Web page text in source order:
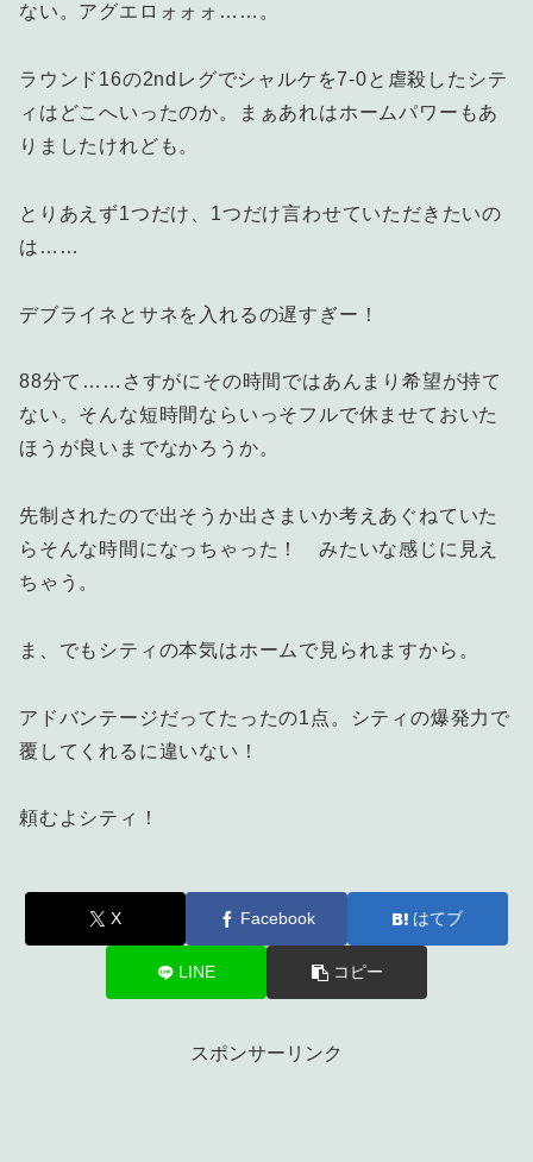
ない。アグエロォォォ……。
ラウンド16の2ndレグでシャルケを7-0と虐殺したシテ
ィはどこへいったのか。まぁあれはホームパワーもあ
りましたけれども。
とりあえず1つだけ、1つだけ言わせていただきたいの
は……
デブライネとサネを入れるの遅すぎー！
88分て……さすがにその時間ではあんまり希望が持て
ない。そんな短時間ならいっそフルで休ませておいた
ほうが良いまでなかろうか。
先制されたので出そうか出さまいか考えあぐねていた
らそんな時間になっちゃった！ みたいな感じに見え
ちゃう。
ま、でもシティの本気はホームで見られますから。
アドバンテージだってたったの1点。シティの爆発力で
覆してくれるに違いない！
頼むよシティ！
X Facebook はてブ
LINE コピー
スポンサーリンク